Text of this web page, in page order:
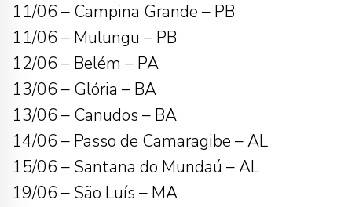
11/06 – Campina Grande – PB
11/06 – Mulungu – PB
12/06 – Belém – PA
13/06 – Glória – BA
13/06 – Canudos – BA
14/06 – Passo de Camaragibe – AL
15/06 – Santana do Mundaú – AL
19/06 – São Luís – MA